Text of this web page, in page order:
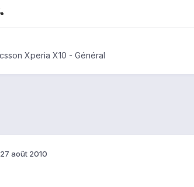
Xperia X10 - Général
27 août 2010